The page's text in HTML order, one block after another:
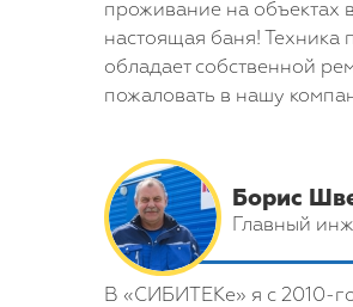
проживание на объектах
настоящая баня! Техника
обладает собственной
пожаловать в нашу
Борис
Главный
В «СИБИТЕКе» я с 2010-